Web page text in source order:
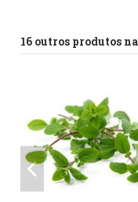
16 outros produtos